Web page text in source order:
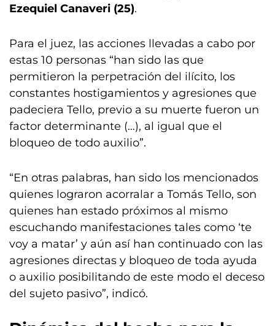
Ezequiel Canaveri (25).
Para el juez, las acciones llevadas a cabo por
estas 10 personas “han sido las que
permitieron la perpetración del ilícito, los
constantes hostigamientos y agresiones que
padeciera Tello, previo a su muerte fueron un
factor determinante (…), al igual que el
bloqueo de todo auxilio”.
“En otras palabras, han sido los mencionados
quienes lograron acorralar a Tomás Tello, son
quienes han estado próximos al mismo
escuchando manifestaciones tales como ‘te
voy a matar’ y aún así han continuado con las
agresiones directas y bloqueo de toda ayuda
o auxilio posibilitando de este modo el deceso
del sujeto pasivo”, indicó.